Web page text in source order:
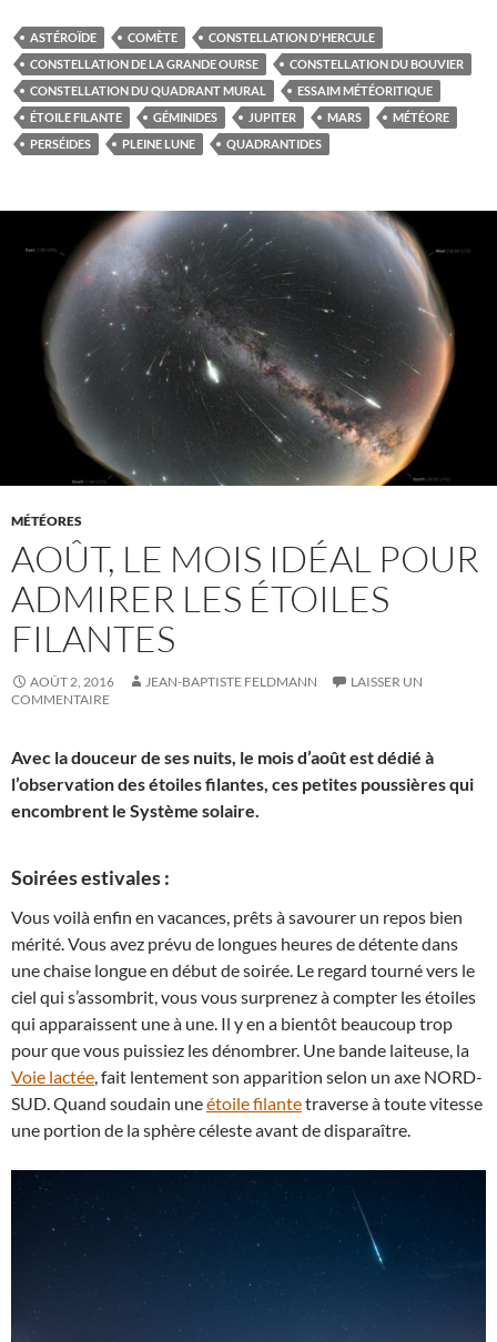
ASTÉROÏDE COMÈTE
CONSTELLATION D'HERCULE
CONSTELLATION DE LA GRANDE OURSE
CONSTELLATION DU BOUVIER
CONSTELLATION DU QUADRANT MURAL
ESSAIM MÉTÉORITIQUE
ÉTOILE FILANTE
GÉMINIDES JUPITER MARS
MÉTÉORE
PERSÉIDES
PLEINE LUNE QUADRANTIDES
MÉTÉORES
AOÛT, LE MOIS IDÉAL POUR
ADMIRER LES ÉTOILES
FILANTES
AOÛT 2, 2016 JEAN-BAPTISTE FELDMANN
LAISSER UN
COMMENTAIRE
Avec la douceur de ses nuits, le mois d’août est dédié à
l’observation des étoiles filantes, ces petites poussières qui
encombrent le Système solaire.
Soirées estivales :
Vous voilà enfin en vacances, prêts à savourer un repos bien
mérité. Vous avez prévu de longues heures de détente dans
une chaise longue en début de soirée. Le regard tourné vers le
ciel qui s’assombrit, vous vous surprenez à compter les étoiles
qui apparaissent une à une. Il y en a bientôt beaucoup trop
pour que vous puissiez les dénombrer. Une bande laiteuse, la
Voie lactée , fait lentement son apparition selon un axe NORD-
SUD. Quand soudain uneétoile filantetraverse à toute vitesse
une portion de la sphère céleste avant de disparaître.